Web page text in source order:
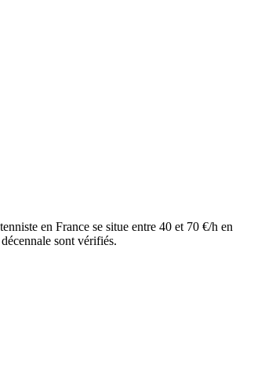
en France se situe entre 40 et 70 €/h en
sont vérifiés.